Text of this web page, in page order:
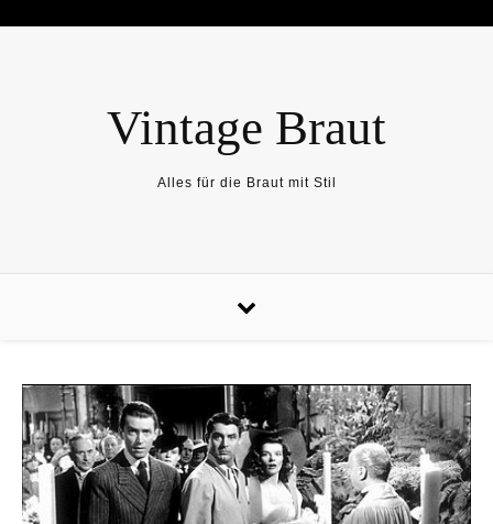
Vintage Braut
Alles für die Braut mit Stil